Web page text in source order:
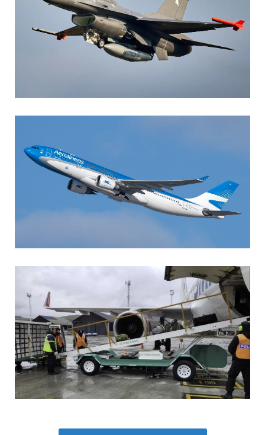
AGUSTIN BOFFI
Aviación Militar, Fuerza Aérea Argentina
MARIA SONZINI
MARIA SONZINI
Aeropuertos, Aviación General